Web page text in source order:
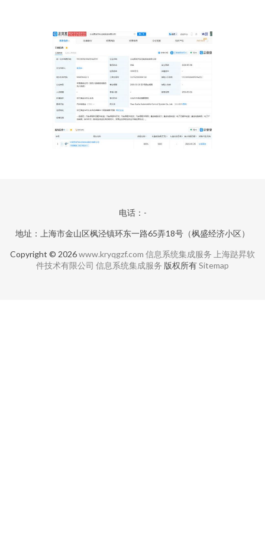
电话：-
地址：上海市金山区枫泾镇环东一路65弄18号（枫盛经济小区）
Copyright © 2026www.kryqgzf.com 信息系统集成服务 上海跶昇软
件技术有限公司 信息系统集成服务 版权所有Sitemap